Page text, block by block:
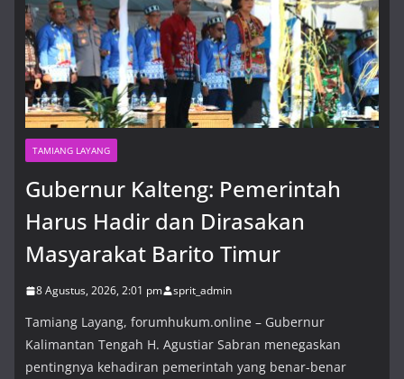
TAMIANG LAYANG
Gubernur Kalteng: Pemerintah
Harus Hadir dan Dirasakan
Masyarakat Barito Timur
8 Agustus, 2026, 2:01 pm sprit_admin
Tamiang Layang, forumhukum.online – Gubernur
Kalimantan Tengah H. Agustiar Sabran menegaskan
pentingnya kehadiran pemerintah yang benar-benar